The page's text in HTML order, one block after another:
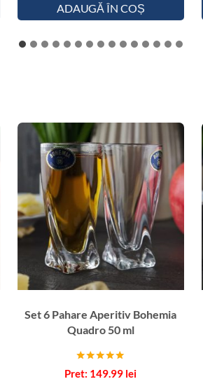
ADAUGĂ ÎN COȘ
Set 6 Pahare Aperitiv Bohemia
Quadro 50 ml
Evaluat la
5.00
149.99 lei